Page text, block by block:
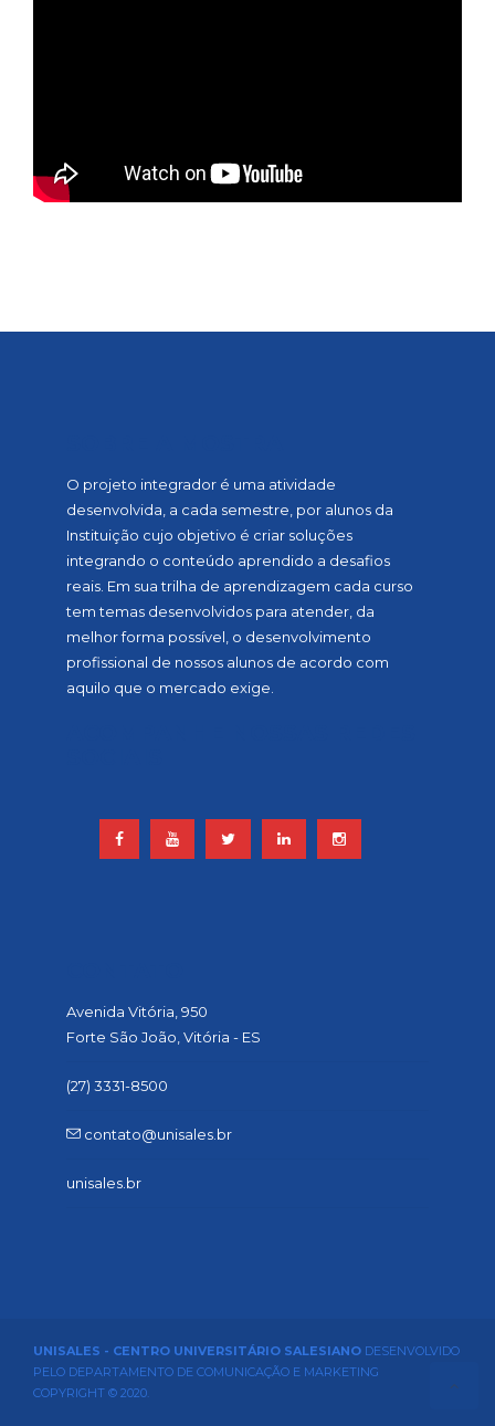
O projeto integrador é uma atividade
desenvolvida, a cada semestre, por alunos da
Instituição cujo objetivo é criar soluções
integrando o conteúdo aprendido a desafios
reais. Em sua trilha de aprendizagem cada curso
tem temas desenvolvidos para atender, da
melhor forma possível, o desenvolvimento
profissional de nossos alunos de acordo com
aquilo que o mercado exige.
Avenida Vitória, 950
Forte São João, Vitória - ES
(27) 3331-8500
contato@unisales.br
unisales.br
UNISALES - CENTRO UNIVERSITÁRIO SALESIANO DESENVOLVIDO
PELO DEPARTAMENTO DE COMUNICAÇÃO E MARKETING
COPYRIGHT © 2020.